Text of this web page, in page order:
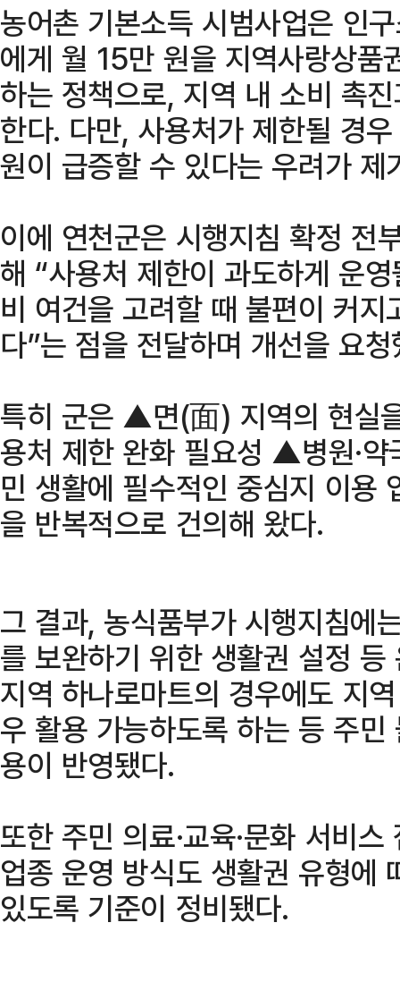
농어촌 기본소득 시범사업은 인
에게 월 15만 원을 지역사랑상
하는 정책으로, 지역 내 소비 촉
한다. 다만, 사용처가 제한될 경
원이 급증할 수 있다는 우려가 제
이에 연천군은 시행지침 확정 전
해 “사용처 제한이 과도하게 운
비 여건을 고려할 때 불편이 커
다”는 점을 전달하며 개선을 요
특히 군은 ▲면(面) 지역의 현실
용처 제한 완화 필요성 ▲병원·약
민 생활에 필수적인 중심지 이용
을 반복적으로 건의해 왔다.
그 결과, 농식품부가 시행지침에
를 보완하기 위한 생활권 설정
지역 하나로마트의 경우에도 지
우 활용 가능하도록 하는 등 주
용이 반영됐다.
또한 주민 의료·교육·문화 서비
업종 운영 방식도 생활권 유형에
있도록 기준이 정비됐다.